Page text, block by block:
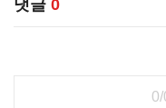
댓글 0
0/